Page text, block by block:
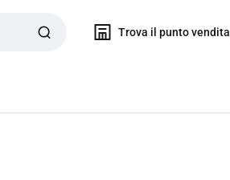
Trova il punto vendita